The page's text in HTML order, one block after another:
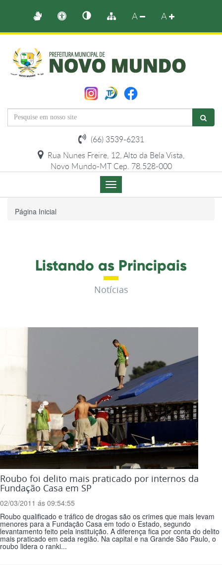
A A
(66) 3539-6231
Rua Nunes Freire, 12, Alto da Bela Vista,
Novo Mundo-MT Cep. 78.528-000
Menu
de
Página Inicial
Listando as Principais
Notícias
Roubo foi delito mais praticado por internos da
Fundação Casa em SP
02/03/2011 ás 09:54:55
Roubo qualificado e tráfico de drogas são os crimes que mais levam
menores para a Fundação Casa em todo o Estado, segundo
levantamento feito pela instituição. A diferença fica por conta do delito
mais praticado em cada região. Na capital e na Grande São Paulo, o
roubo lidera o ranki...